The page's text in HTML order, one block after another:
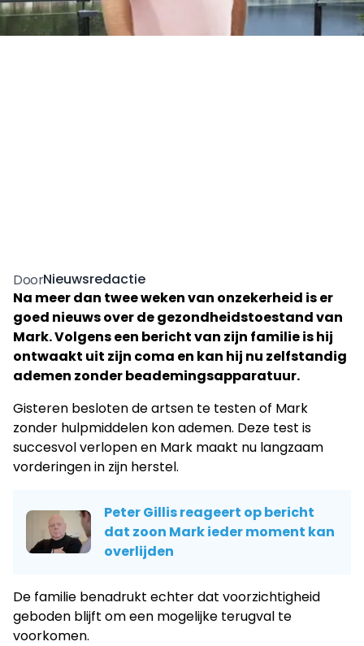
DoorNieuwsredactie
Na meer dan twee weken van onzekerheid is er
goed nieuws over de gezondheidstoestand van
Mark. Volgens een bericht van zijn familie is hij
ontwaakt uit zijn coma en kan hij nu zelfstandig
ademen zonder beademingsapparatuur.
Gisteren besloten de artsen te testen of Mark
zonder hulpmiddelen kon ademen. Deze test is
succesvol verlopen en Mark maakt nu langzaam
vorderingen in zijn herstel.
Peter Gillis reageert op bericht
dat zoon Mark ieder moment kan
overlijden
De familie benadrukt echter dat voorzichtigheid
geboden blijft om een mogelijke terugval te
voorkomen.